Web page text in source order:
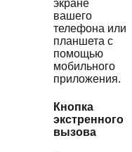
экране
вашего
телефона или
планшета с
помощью
мобильного
приложения.
Кнопка
экстренного
вызова